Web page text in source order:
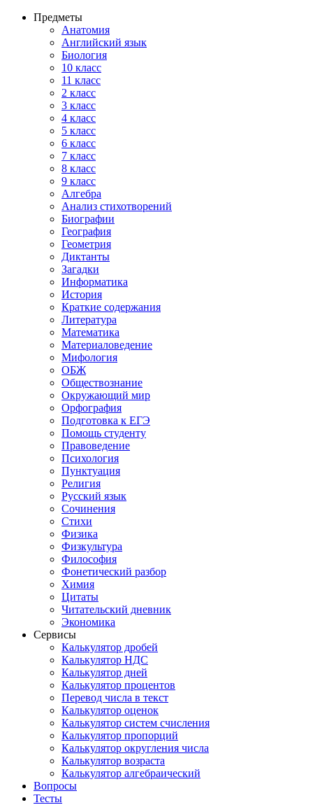
Предметы
Анатомия
Английский язык
Биология
10 класс
11 класс
2 класс
3 класс
4 класс
5 класс
6 класс
7 класс
8 класс
9 класс
Алгебра
Анализ стихотворений
Биографии
География
Геометрия
Диктанты
Загадки
Информатика
История
Краткие содержания
Литература
Математика
Материаловедение
Мифология
ОБЖ
Обществознание
Окружающий мир
Орфография
Подготовка к ЕГЭ
Помощь студенту
Правоведение
Психология
Пунктуация
Религия
Русский язык
Сочинения
Стихи
Физика
Физкультура
Философия
Фонетический разбор
Химия
Цитаты
Читательский дневник
Экономика
Сервисы
Калькулятор дробей
Калькулятор НДС
Калькулятор дней
Калькулятор процентов
Перевод числа в текст
Калькулятор оценок
Калькулятор систем счисления
Калькулятор пропорций
Калькулятор округления числа
Калькулятор возраста
Калькулятор алгебраический
Вопросы
Тесты